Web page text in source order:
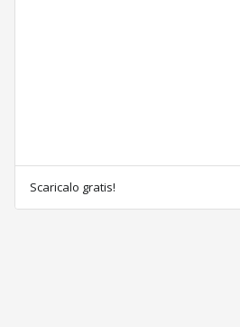
Scaricalo gratis!